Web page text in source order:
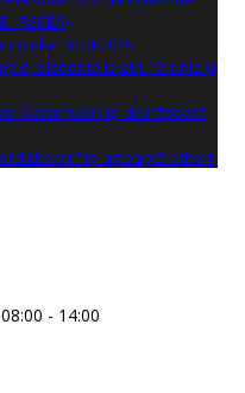
- RECEA)
școlar 2024-2025
disponibile din 10 iunie și
Maramureș își desfășoară
Literar" își așteaptă cititorii
- 14:00